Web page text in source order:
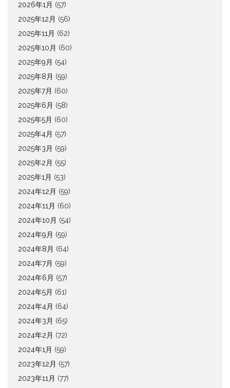
2026年1月 (57)
2025年12月 (56)
2025年11月 (62)
2025年10月 (60)
2025年9月 (54)
2025年8月 (59)
2025年7月 (60)
2025年6月 (58)
2025年5月 (60)
2025年4月 (57)
2025年3月 (59)
2025年2月 (55)
2025年1月 (53)
2024年12月 (59)
2024年11月 (60)
2024年10月 (54)
2024年9月 (59)
2024年8月 (64)
2024年7月 (59)
2024年6月 (57)
2024年5月 (61)
2024年4月 (64)
2024年3月 (65)
2024年2月 (72)
2024年1月 (59)
2023年12月 (57)
2023年11月 (77)